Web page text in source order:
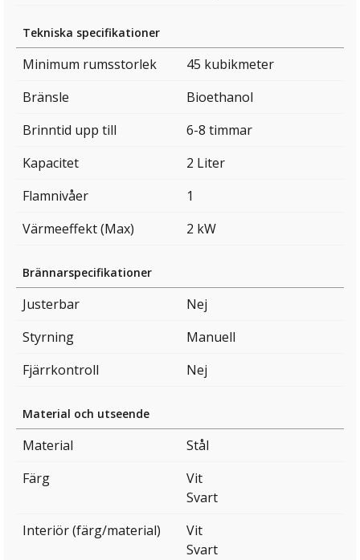
Tekniska specifikationer
Minimum rumsstorlek
45 kubikmeter
Bränsle
Bioethanol
Brinntid upp till
6-8 timmar
Kapacitet
2 Liter
Flamnivåer
1
Värmeeffekt (Max)
2 kW
Brännarspecifikationer
Justerbar
Nej
Styrning
Manuell
Fjärrkontroll
Nej
Material och utseende
Material
Stål
Färg
Vit
Svart
Interiör (färg/material)
Vit
Svart